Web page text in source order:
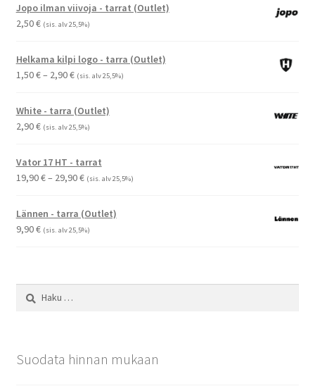
Jopo ilman viivoja - tarrat (Outlet)
2,50€ (sis. alv 25,5%)
Helkama kilpi logo - tarra (Outlet)
1,50€– 2,90€Hintaluokka:
-
2,90 €
(sis. alv 25,5%)
White - tarra (Outlet)
2,90€ (sis. alv 25,5%)
Vator 17 HT - tarrat
19,90€– 29,90€Hintaluokka:
-
29,90 €
(sis. alv 25,5%)
Lännen - tarra (Outlet)
9,90€ (sis. alv 25,5%)
Suodata hinnan mukaan